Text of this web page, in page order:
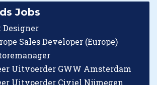
Jobs
Designer
Sales Developer (Europe)
Uitvoerder GWW Amsterdam
Uitvoerder Civiel Nijmegen